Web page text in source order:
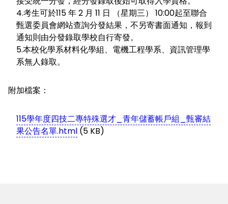
4.考生可於115 年 2 月 11 日 （星期三） 10:00起至聯合
甄選委員會網站查詢分發結果，不另寄書面通知，報到
通知則由分發錄取學校自行寄發。
5.本校化學系材料化學組、電機工程學系、資訊管理學
系無人錄取。
附加檔案：
115學年度四技二專特殊選才_青年儲蓄帳戶組_甄審結
果公告名單.html (5 KB)